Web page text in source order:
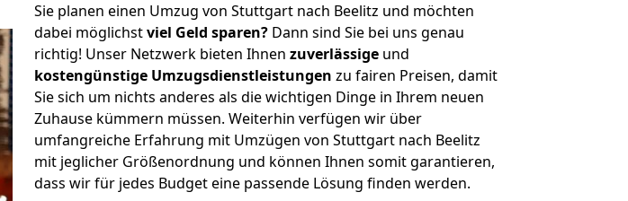
Sie planen einen Umzug von Stuttgart nach Beelitz und möchten
dabei möglichstviel Geld sparen? Dann sind Sie bei uns genau
richtig! Unser Netzwerk bieten Ihnen zuverlässige und
kostengünstige Umzugsdienstleistungen zu fairen Preisen, damit
Sie sich um nichts anderes als die wichtigen Dinge in Ihrem neuen
Zuhause kümmern müssen. Weiterhin verfügen wir über
umfangreiche Erfahrung mit Umzügen von Stuttgart nach Beelitz
mit jeglicher Größenordnung und können Ihnen somit garantieren,
dass wir für jedes Budget eine passende Lösung finden werden.